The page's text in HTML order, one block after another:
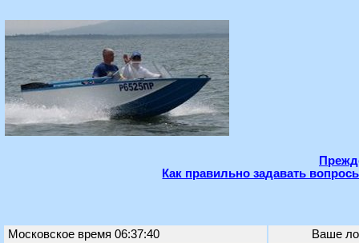
Как правильно задавать
Московское время 06:37:40 Ваше